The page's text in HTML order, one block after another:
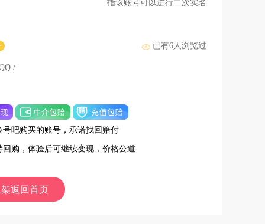
指该账号可以进行二次实名
已有6人浏览过
/
号吧购买的账号，承诺找回赔付
回购，体验后可继续变现，价格公道
返回首页